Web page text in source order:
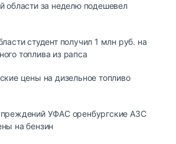
области за неделю подешевел
студент получил 1 млн руб. на
топлива из рапса
цены на дизельное топливо
УФАС оренбургские АЗС
на бензин